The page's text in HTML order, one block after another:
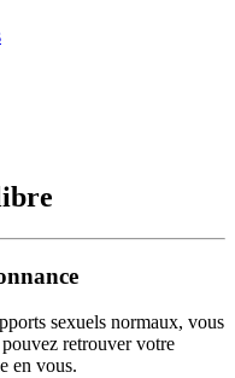
sexuels normaux, vous
retrouver votre
en vous.